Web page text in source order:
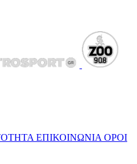
ΕΠΙΚΟΙΝΩΝΙΑ ΟΡΟΙ